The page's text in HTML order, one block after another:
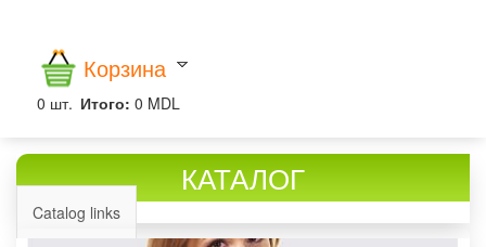
Корзина
0 шт. Итого: 0 MDL
КАТАЛОГ
Catalog links